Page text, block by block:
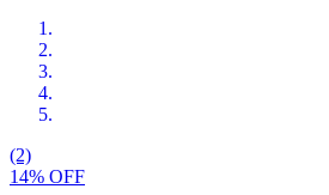
(2)
14% OFF